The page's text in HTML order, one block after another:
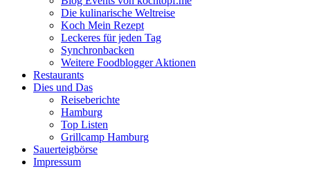
Die kulinarische Weltreise
Koch Mein Rezept
Leckeres für jeden Tag
Synchronbacken
Weitere Foodblogger Aktionen
Restaurants
Dies und Das
Reiseberichte
Hamburg
Top Listen
Grillcamp Hamburg
Sauerteigbörse
Impressum